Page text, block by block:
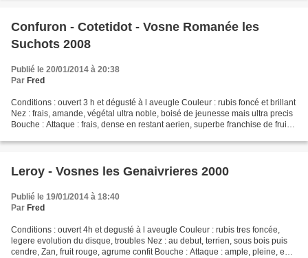
Confuron - Cotetidot - Vosne Romanée les
Suchots 2008
Publié le 20/01/2014 à 20:38
Par Fred
Conditions : ouvert 3 h et dégusté à l aveugle Couleur : rubis foncé et brillant
Nez : frais, amande, végétal ultra noble, boisé de jeunesse mais ultra precis
Bouche : Attaque : frais, dense en restant aerien, superbe franchise de fruis
Leroy - Vosnes les Genaivrieres 2000
Publié le 19/01/2014 à 18:40
Par Fred
Conditions : ouvert 4h et degusté à l aveugle Couleur : rubis tres foncée,
legere evolution du disque, troubles Nez : au debut, terrien, sous bois puis
cendre, Zan, fruit rouge, agrume confit Bouche : Attaque : ample, pleine, en